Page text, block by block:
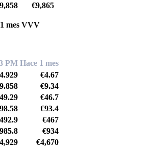
€9,865
mes VVV
PM Hace 1 mes
€4.67
€9.34
€46.7
€93.4
€467
€934
€4,670